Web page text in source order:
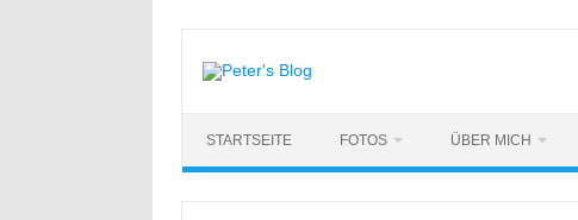
springen
STARTSEITE FOTOS ÜBER MICH